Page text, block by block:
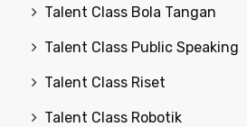
Talent Class Bola Tangan
Talent Class Public Speaking
Talent Class Riset
Talent Class Robotik